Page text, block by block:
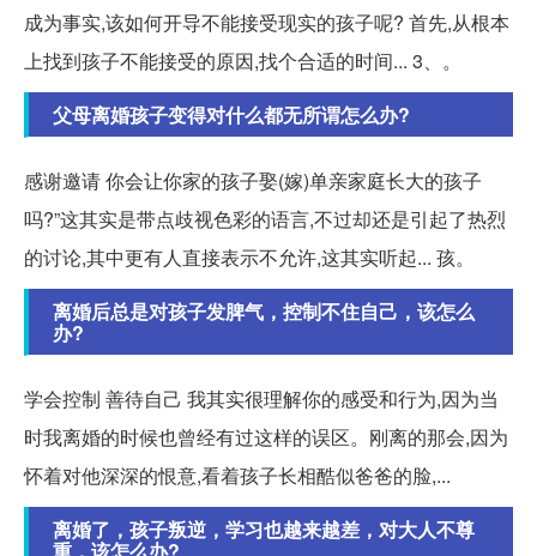
成为事实,该如何开导不能接受现实的孩子呢? 首先,从根本
上找到孩子不能接受的原因,找个合适的时间... 3、。
父母离婚孩子变得对什么都无所谓怎么办?
感谢邀请 你会让你家的孩子娶(嫁)单亲家庭长大的孩子
吗?”这其实是带点歧视色彩的语言,不过却还是引起了热烈
的讨论,其中更有人直接表示不允许,这其实听起... 孩。
离婚后总是对孩子发脾气，控制不住自己，该怎么
办?
学会控制 善待自己 我其实很理解你的感受和行为,因为当
时我离婚的时候也曾经有过这样的误区。刚离的那会,因为
怀着对他深深的恨意,看着孩子长相酷似爸爸的脸,...
离婚了，孩子叛逆，学习也越来越差，对大人不尊